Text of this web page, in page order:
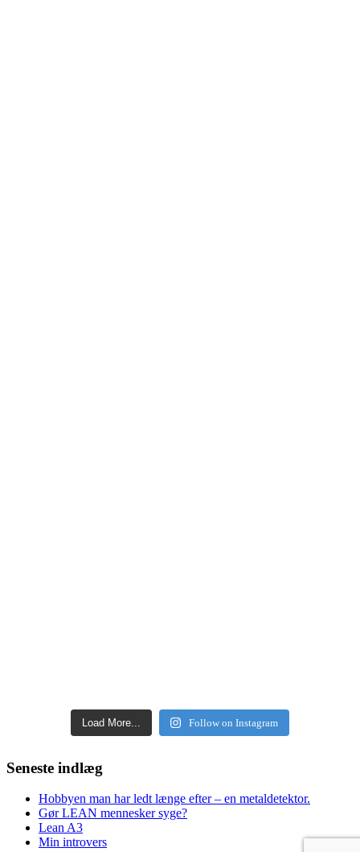
Load More... Follow on Instagram
Seneste indlæg
Hobbyen man har ledt længe efter – en metaldetektor.
Gør LEAN mennesker syge?
Lean A3
Min introvers